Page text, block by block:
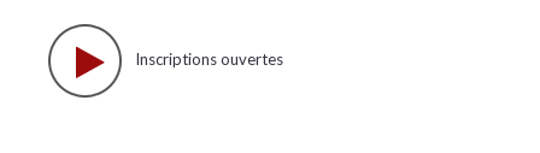
Inscriptions ouvertes